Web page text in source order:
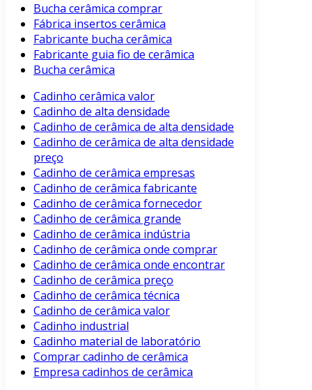
Bucha cerâmica comprar
Fábrica insertos cerâmica
Fabricante bucha cerâmica
Fabricante guia fio de cerâmica
Bucha cerâmica
Cadinho cerâmica valor
Cadinho de alta densidade
Cadinho de cerâmica de alta densidade
Cadinho de cerâmica de alta densidade
preço
Cadinho de cerâmica empresas
Cadinho de cerâmica fabricante
Cadinho de cerâmica fornecedor
Cadinho de cerâmica grande
Cadinho de cerâmica indústria
Cadinho de cerâmica onde comprar
Cadinho de cerâmica onde encontrar
Cadinho de cerâmica preço
Cadinho de cerâmica técnica
Cadinho de cerâmica valor
Cadinho industrial
Cadinho material de laboratório
Comprar cadinho de cerâmica
Empresa cadinhos de cerâmica